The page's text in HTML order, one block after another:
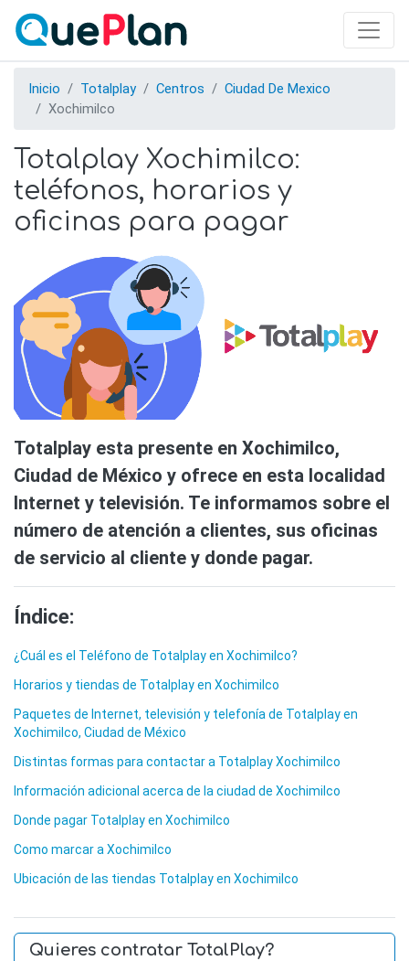
Inicio Totalplay Centros
Ciudad De Mexico
Xochimilco
Totalplay Xochimilco:
teléfonos, horarios y
oficinas para pagar
Totalplay esta presente en Xochimilco,
Ciudad de México y ofrece en esta localidad
Internet y televisión. Te informamos sobre el
número de atención a clientes, sus oficinas
de servicio al cliente y donde pagar.
Índice:
¿Cuál es el Teléfono de Totalplay en Xochimilco?
Horarios y tiendas de Totalplay en Xochimilco
Paquetes de Internet, televisión y telefonía de Totalplay en
Xochimilco, Ciudad de México
Distintas formas para contactar a Totalplay Xochimilco
Información adicional acerca de la ciudad de Xochimilco
Donde pagar Totalplay en Xochimilco
Como marcar a Xochimilco
Ubicación de las tiendas Totalplay en Xochimilco
Quieres contratar TotalPlay?